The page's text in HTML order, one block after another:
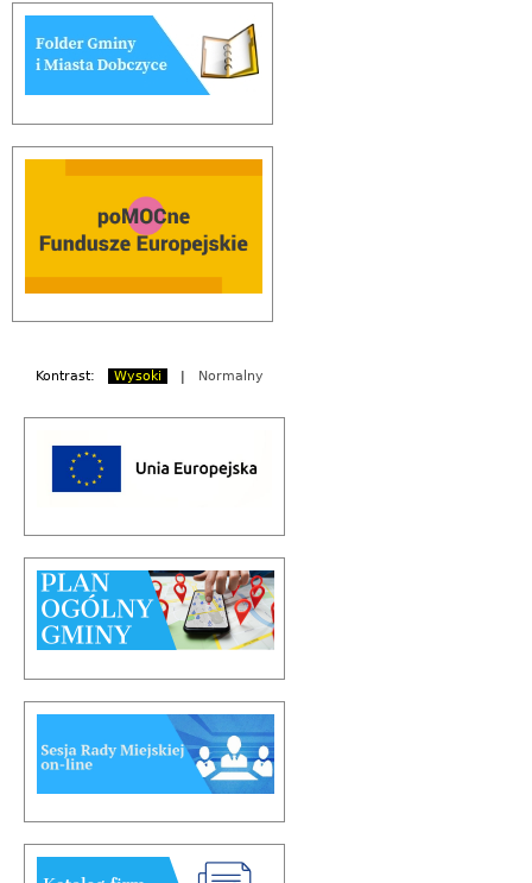
Kontrast: Wysoki | Normalny